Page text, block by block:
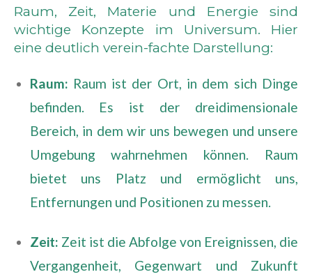
Raum, Zeit, Materie und Energie sind
wichtige Konzepte im Universum. Hier
eine deutlich verein-fachte Darstellung:
Raum: Raum ist der Ort, in dem sich Dinge
befinden. Es ist der dreidimensionale
Bereich, in dem wir uns bewegen und unsere
Umgebung wahrnehmen können. Raum
bietet uns Platz und ermöglicht uns,
Entfernungen und Positionen zu messen.
Zeit: Zeit ist die Abfolge von Ereignissen, die
Vergangenheit, Gegenwart und Zukunft